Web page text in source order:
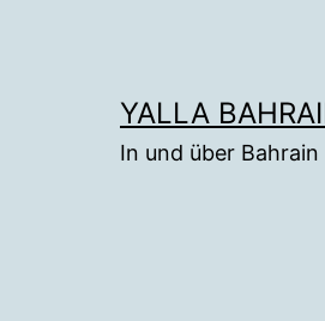
YALLA
In und über Bahrain